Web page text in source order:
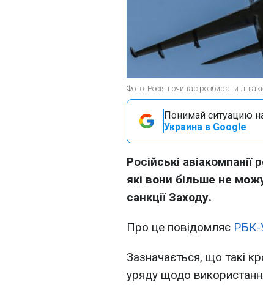
Фото: Росія починає розбирати
Понимай ситуацию
Украина в Google
Російські
які вони більше не
санкції Заходу.
Про це повідомляє РБК-
Зазначається, що такі
уряду щодо